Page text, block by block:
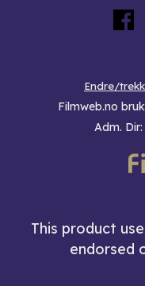
Endre/
Filmweb.no
Adm.
This product
endorsed